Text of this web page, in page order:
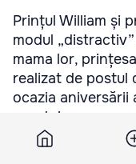
Prințul William și
modul
mama lor,
realizat de postul
ocazia aniversării
acesteia.